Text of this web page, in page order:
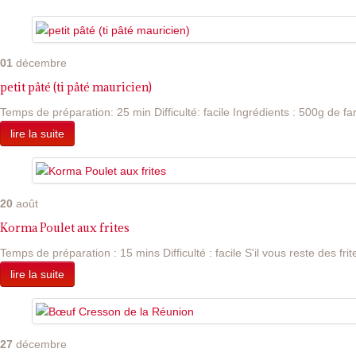
01 décembre
petit pâté (ti pâté mauricien)
Temps de préparation: 25 min Difficulté: facile Ingrédients : 500g de
lire la suite
20 août
Korma Poulet aux frites
Temps de préparation : 15 mins Difficulté : facile S'il vous reste des
lire la suite
27 décembre